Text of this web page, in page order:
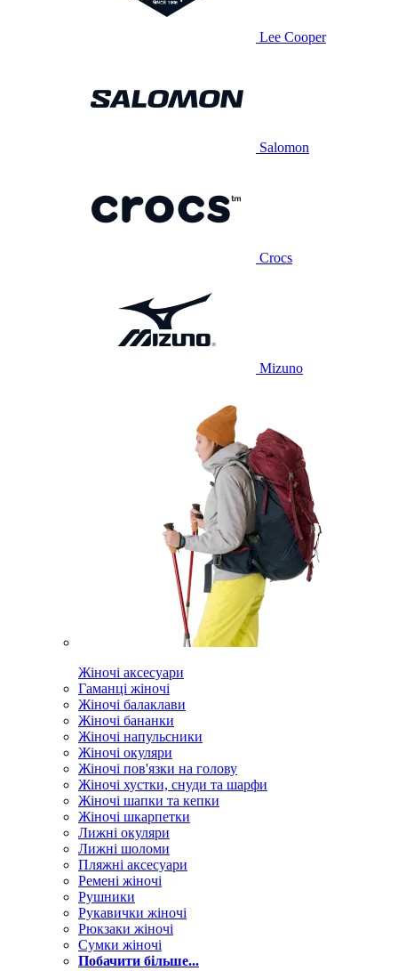
Lee Cooper
Salomon
Crocs
Mizuno
Жіночі аксесуари
Гаманці жіночі
Жіночі балаклави
Жіночі бананки
Жіночі напульсники
Жіночі окуляри
Жіночі пов'язки на голову
Жіночі хустки, снуди та шарфи
Жіночі шапки та кепки
Жіночі шкарпетки
Лижні окуляри
Лижні шоломи
Пляжні аксесуари
Ремені жіночі
Рушники
Рукавички жіночі
Рюкзаки жіночі
Сумки жіночі
Побачити більше...